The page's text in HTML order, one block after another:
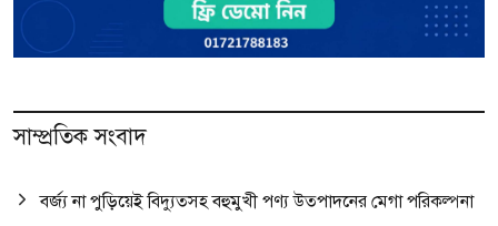
সাম্প্রতিক সংবাদ
বর্জ্য না পুড়িয়েই বিদ্যুত্সহ বহুমুখী পণ্য উত্পাদনের মেগা পরিকল্পনা